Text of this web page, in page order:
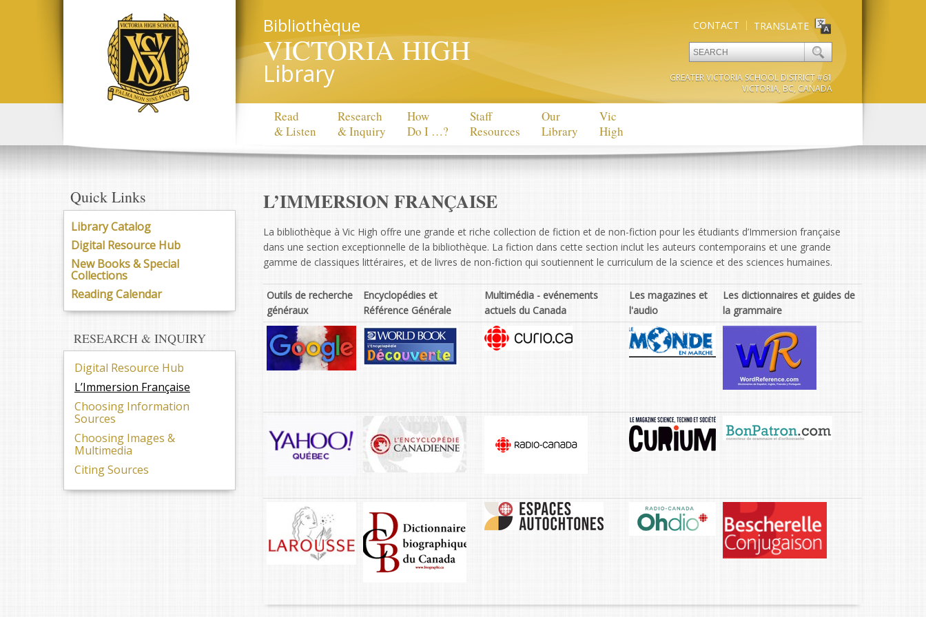
Bibliothèque
VICTORIA HIGH
Library
TRANSLATE
CONTACT
GREATER VICTORIA SCHOOL DISTRICT #61
VICTORIA, BC, CANADA
Read
& Listen
Research
& Inquiry
How
Do I …?
Staff
Resources
Our
Library
Vic
High
Quick Links
Library Catalog
Digital Resource Hub
New Books & Special
Collections
Reading Calendar
RESEARCH & INQUIRY
Digital Resource Hub
L’Immersion Française
Choosing Information
Sources
Choosing Images &
Multimedia
Citing Sources
L’IMMERSION FRANÇAISE
La bibliothèque à Vic High offre une grande et riche collection de fiction et de non-fiction pour les étudiants d’Immersion française
dans une section exceptionnelle de la bibliothèque. La fiction dans cette section inclut les auteurs contemporains et une grande
gamme de classiques littéraires, et de livres de non-fiction qui soutiennent le curriculum de la science et des sciences humaines.
Outils de recherche
généraux
Encyclopédies et
Référence Générale
Multimédia - evénements
actuels du Canada
Les magazines et
l'audio
Les dictionnaires et guides de
la grammaire